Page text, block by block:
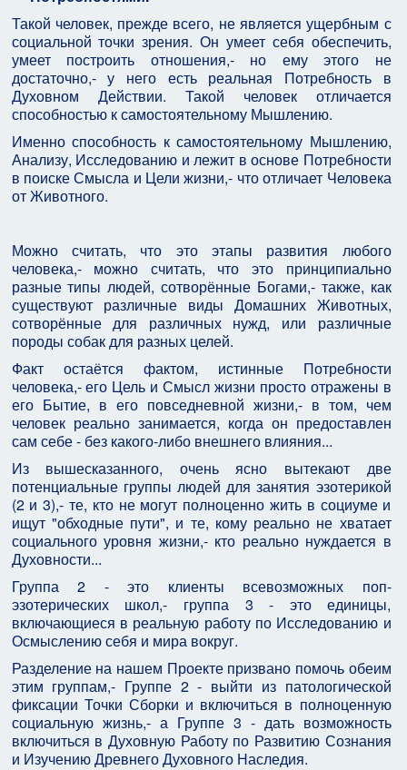
Такой человек, прежде всего, не является ущербным с
социальной точки зрения. Он умеет себя обеспечить,
умеет построить отношения,- но ему этого не
достаточно,- у него есть реальная Потребность в
Духовном Действии. Такой человек отличается
способностью к самостоятельному Мышлению.
Именно способность к самостоятельному Мышлению,
Анализу, Исследованию и лежит в основе Потребности
в поиске Смысла и Цели жизни,- что отличает Человека
от Животного.
Можно считать, что это этапы развития любого
человека,- можно считать, что это принципиально
разные типы людей, сотворённые Богами,- также, как
существуют различные виды Домашних Животных,
сотворённые для различных нужд, или различные
породы собак для разных целей.
Факт остаётся фактом, истинные Потребности
человека,- его Цель и Смысл жизни просто отражены в
его Бытие, в его повседневной жизни,- в том, чем
человек реально занимается, когда он предоставлен
сам себе - без какого-либо внешнего влияния...
Из вышесказанного, очень ясно вытекают две
потенциальные группы людей для занятия эзотерикой
(2 и 3),- те, кто не могут полноценно жить в социуме и
ищут "обходные пути", и те, кому реально не хватает
социального уровня жизни,- кто реально нуждается в
Духовности...
Группа 2 - это клиенты всевозможных поп-
эзотерических школ,- группа 3 - это единицы,
включающиеся в реальную работу по Исследованию и
Осмыслению себя и мира вокруг.
Разделение на нашем Проекте призвано помочь обеим
этим группам,- Группе 2 - выйти из патологической
фиксации Точки Сборки и включиться в полноценную
социальную жизнь,- а Группе 3 - дать возможность
включиться в Духовную Работу по Развитию Сознания
и Изучению Древнего Духовного Наследия.